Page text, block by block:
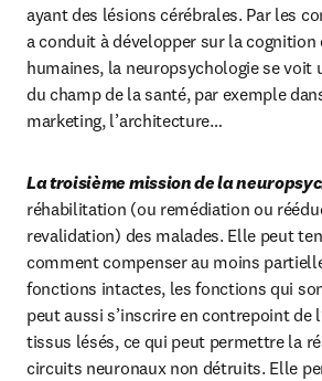
ayant des lésions cérébrales. Par les
a conduit à développer sur la
humaines, la neuropsychologie se voit
du champ de la santé, par exemple
marketing, l’architecture…
La troisième mission de la
réhabilitation (ou remédiation ou
revalidation) des malades. Elle peut
comment compenser au moins
fonctions intactes, les fonctions qui
peut aussi s’inscrire en contrepoint de
tissus lésés, ce qui peut permettre la
circuits neuronaux non détruits. Elle